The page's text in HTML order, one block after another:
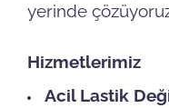
yerinde
Hizmetlerimiz
Acil Lastik